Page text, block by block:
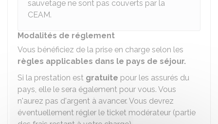
sauvetage ne sont pas couverts par la
CEAM.
Modalités de réglement
Vous bénéficiez de la prise en charge selon les
règles applicables dans le pays de séjour.
Si la prestation est gratuite pour les assurés du
pays, elle le sera également pour vous. Vous
n'aurez pas d'argent à avancer. Vous devrez
éventuellement régler le ticket modérateur (partie